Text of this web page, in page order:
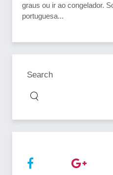
graus ou ir ao congelador.
portuguesa...
Search